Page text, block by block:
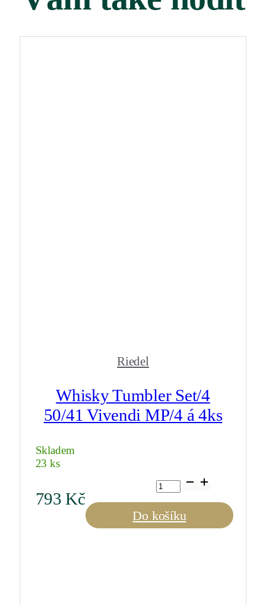
Riedel
Whisky Tumbler Set/4
50/41 Vivendi MP/4 á 4ks
Skladem
23 ks
793Kč
Whisky
Tumbler
Set/4
50/41
Vivendi
Do košíku